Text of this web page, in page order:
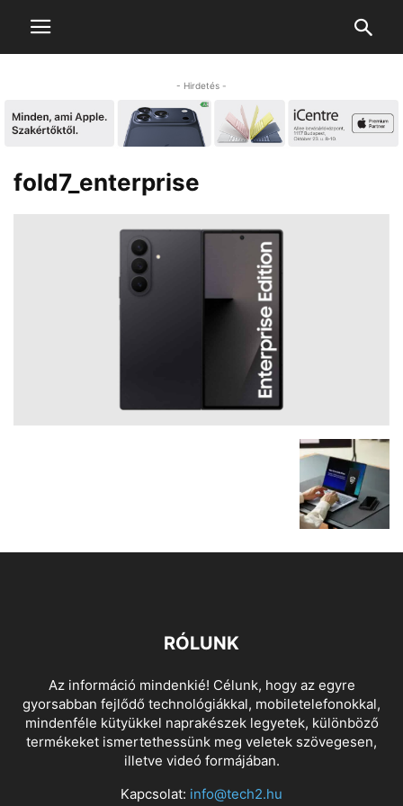
- Hirdetés -
fold7_enterprise
RÓLUNK
Az információ mindenkié! Célunk, hogy az egyre
gyorsabban fejlődő technológiákkal, mobiletelefonokkal,
mindenféle kütyükkel naprakészek legyetek, különböző
termékeket ismertethessünk meg veletek szövegesen,
illetve videó formájában.
Kapcsolat: info@tech2.hu